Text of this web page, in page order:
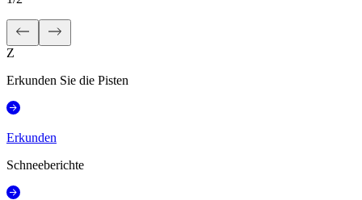
Z
Erkunden Sie die Pisten
Erkunden
Schneeberichte